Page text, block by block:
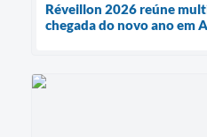
Réveillon 2026 reúne
chegada do novo ano em